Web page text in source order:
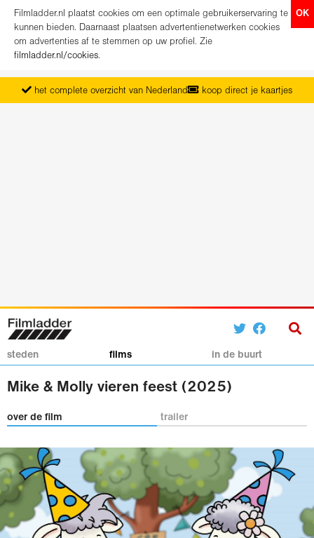
OK
Filmladder.nl plaatst cookies om een optimale gebruikerservaring te
kunnen bieden. Daarnaast plaatsen advertentienetwerken cookies
om advertenties af te stemmen op uw profiel. Zie
filmladder.nl/cookies.
het complete overzicht van Nederland
koop direct je kaartjes
vanaf maandag het nieuwe programma
steden films in de buurt
Mike & Molly vieren feest (2025)
over de film trailer